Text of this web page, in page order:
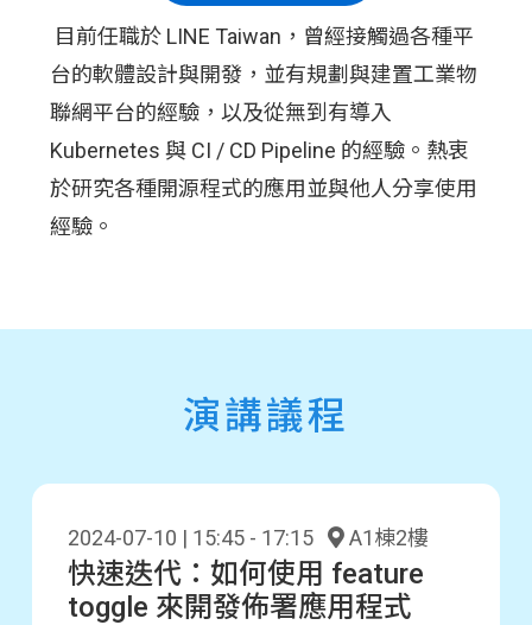
目前任職於 LINE Taiwan，曾經接觸過各種平
台的軟體設計與開發，並有規劃與建置工業物
聯網平台的經驗，以及從無到有導入
Kubernetes 與 CI / CD Pipeline 的經驗。熱衷
於研究各種開源程式的應用並與他人分享使用
經驗。
演講議程
2024-07-10 | 15:45 - 17:15 A1棟2樓
快速迭代：如何使用 feature
toggle 來開發佈署應用程式